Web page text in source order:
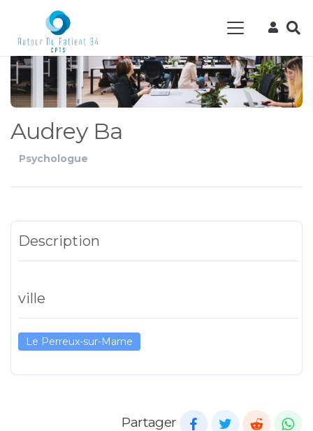
Audrey Ba
Psychologue
Description
ville
Le Perreux-sur-Marne
Partager